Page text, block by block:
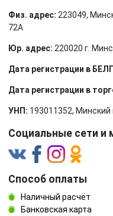
Физ. адрес: 223049,
72А
Юр. адрес: 220020 г.
Дата регистрации в
Дата регистрации в
УНП: 193011352, Минский
Социальные сети и
Способ оплаты
Наличный расчёт
Банковская карта